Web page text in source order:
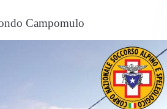
Campomulo